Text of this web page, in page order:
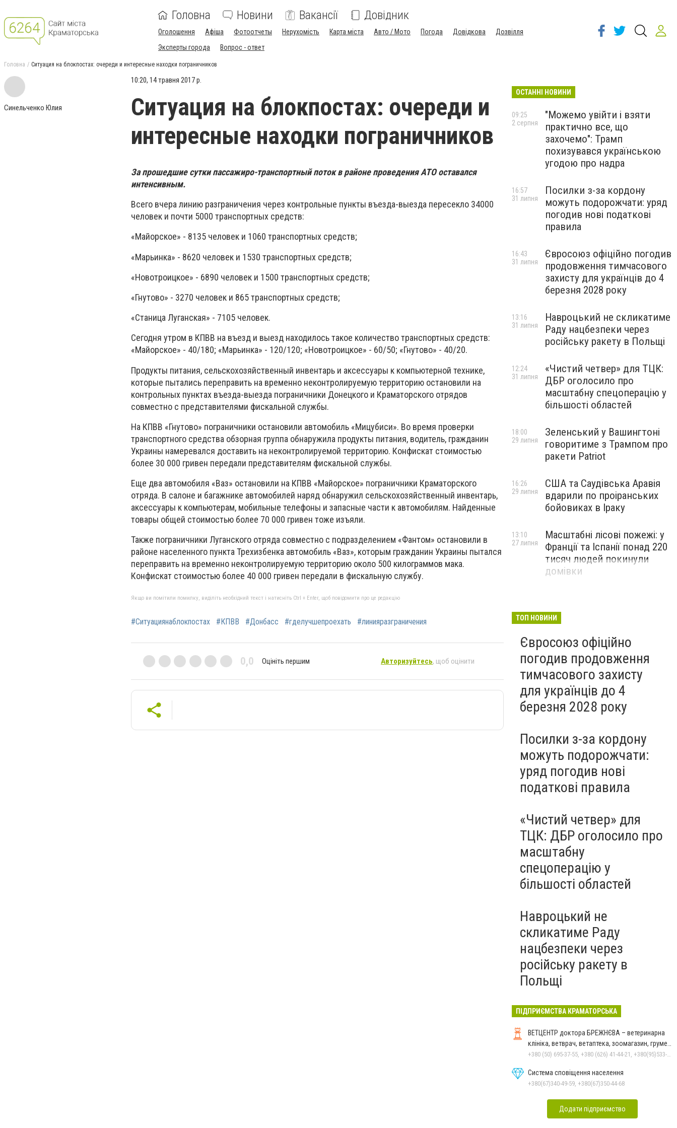
Головна Новини Вакансії Довідник
Оголошення Афіша Фотоотчеты Нерухомість Карта міста Авто / Мото Погода Довідкова
Дозвілля
Эксперты города
Вопрос - ответ
Головна Ситуация на блокпостах: очереди и интересные находки пограничников
Синельченко Юлия
10:20, 14 травня 2017 р.
Ситуация на блокпостах: очереди и
интересные находки пограничников
За прошедшие сутки пассажиро-транспортный поток в районе проведения АТО оставался
интенсивным.
Всего вчера линию разграничения через контрольные пункты въезда-выезда пересекло 34000
человек и почти 5000 транспортных средств:
«Майорское» - 8135 человек и 1060 транспортных средств;
«Марьинка» - 8620 человек и 1530 транспортных средств;
«Новотроицкое» - 6890 человек и 1500 транспортных средств;
«Гнутово» - 3270 человек и 865 транспортных средств;
«Станица Луганская» - 7105 человек.
Сегодня утром в КПВВ на въезд и выезд находилось такое количество транспортных средств:
«Майорское» - 40/180; «Марьинка» - 120/120; «Новотроицкое» - 60/50; «Гнутово» - 40/20.
Продукты питания, сельскохозяйственный инвентарь и аксессуары к компьютерной технике,
которые пытались переправить на временно неконтролируемую территорию остановили на
контрольных пунктах въезда-выезда пограничники Донецкого и Краматорского отрядов
совместно с представителями фискальной службы.
На КПВВ «Гнутово» пограничники остановили автомобиль «Мицубиси». Во время проверки
транспортного средства обзорная группа обнаружила продукты питания, водитель, гражданин
Украины намеревался доставить на неконтролируемой территорию. Конфискат стоимостью
более 30 000 гривен передали представителям фискальной службы.
Еще два автомобиля «Ваз» остановили на КПВВ «Майорское» пограничники Краматорского
отряда. В салоне и багажнике автомобилей наряд обнаружил сельскохозяйственный инвентарь,
аксессуары к компьютерам, мобильные телефоны и запасные части к автомобилям. Найденные
товары общей стоимостью более 70 000 гривен тоже изъяли.
Также пограничники Луганского отряда совместно с подразделением «Фантом» остановили в
районе населенного пункта Трехизбенка автомобиль «Ваз», которым гражданин Украины пытался
переправить на временно неконтролируемую территорию около 500 килограммов мака.
Конфискат стоимостью более 40 000 гривен передали в фискальную службу.
Якщо ви помітили помилку, виділіть необхідний текст і натисніть Ctrl + Enter, щоб повідомити про це редакцію
#Ситуациянаблокпостах #КПВВ #Донбасс #гделучшепроехать #линияразграничения
0,0 Оцініть першим Авторизуйтесь, щоб оцінити
ОСТАННІ НОВИНИ
"Можемо увійти і взяти
практично все, що
захочемо": Трамп
похизувався українською
угодою про надра
09:25
2 серпня
Посилки з-за кордону
можуть подорожчати: уряд
погодив нові податкові
правила
16:57
31 липня
Євросоюз офіційно погодив
продовження тимчасового
захисту для українців до 4
березня 2028 року
16:43
31 липня
Навроцький не скликатиме
Раду нацбезпеки через
російську ракету в Польщі
13:16
31 липня
«Чистий четвер» для ТЦК:
ДБР оголосило про
масштабну спецоперацію у
більшості областей
12:24
31 липня
Зеленський у Вашингтоні
говоритиме з Трампом про
ракети Patriot
18:00
29 липня
США та Саудівська Аравія
вдарили по проіранських
бойовиках в Іраку
16:26
29 липня
Масштабні лісові пожежі: у
Франції та Іспанії понад 220
тисяч людей покинули
домівки
13:10
27 липня
ТОП НОВИНИ
Євросоюз офіційно
погодив продовження
тимчасового захисту
для українців до 4
березня 2028 року
Посилки з-за кордону
можуть подорожчати:
уряд погодив нові
податкові правила
«Чистий четвер» для
ТЦК: ДБР оголосило про
масштабну
спецоперацію у
більшості областей
Навроцький не
скликатиме Раду
нацбезпеки через
російську ракету в
Польщі
ПІДПРИЄМСТВА КРАМАТОРСЬКА
ВЕТЦЕНТР доктора БРЕЖНЄВА – ветеринарна
клініка, ветврач, ветаптека, зоомагазин, грумер,
стрижки.
+380 (50) 695-37-55, +380 (626) 41-44-21, +380(95)533-90-03
Система сповіщення населення
+380(67)340-49-59, +380(67)350-44-68
Додати підприємство